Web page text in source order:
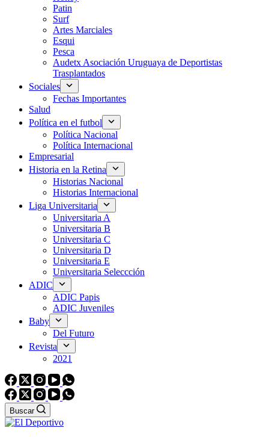
Patin
Surf
Artes Marciales
Esqui
Pesca
Audetx Asociación Uruguaya de Deportistas
Trasplantados
Sociales
Fechas Importantes
Salud
Política en el futbol
Política Nacional
Política Internacional
Empresarial
Historia en la Retina
Historias Nacional
Historias Internacional
Liga Universitaria
Universitaria A
Universitaria B
Universitaria C
Universitaria D
Universitaria E
Universitaria Seleccción
ADIC
ADIC Papis
ADIC Juveniles
Baby
Del Futuro
Revista
2021
Buscar